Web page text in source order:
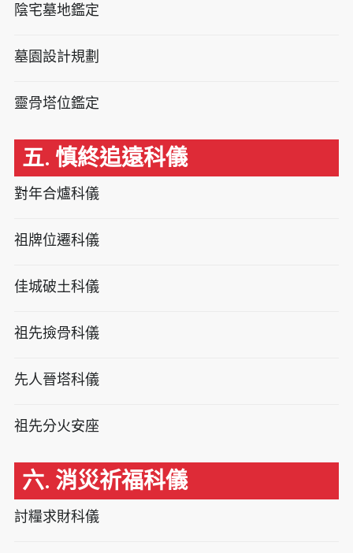
陰宅墓地鑑定
墓園設計規劃
靈骨塔位鑑定
五. 慎終追遠科儀
對年合爐科儀
祖牌位遷科儀
佳城破土科儀
祖先撿骨科儀
先人晉塔科儀
祖先分火安座
六. 消災祈福科儀
討糧求財科儀